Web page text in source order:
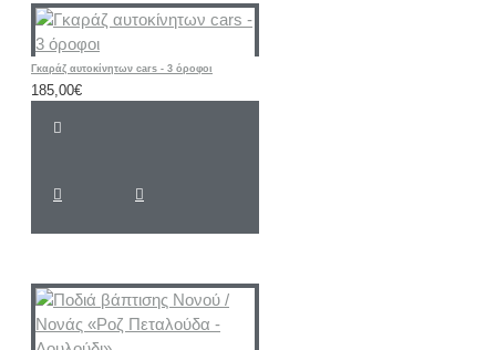
Γκαράζ αυτοκίνητων cars - 3 όροφοι
185,00€